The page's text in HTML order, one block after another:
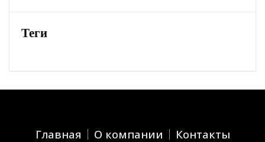
Теги
Главная О компании Контакты